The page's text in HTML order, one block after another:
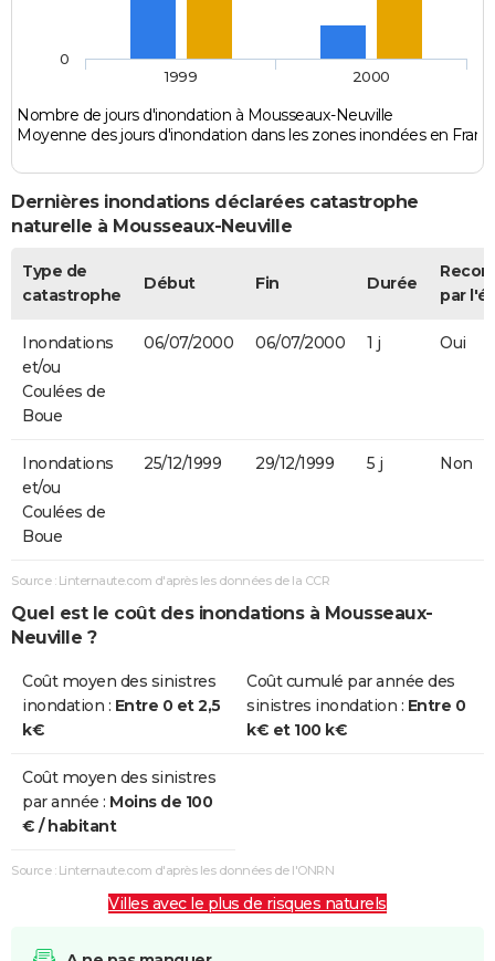
Nombre de jours d'inondation à Mousseaux-Neuville
Moyenne des jours d'inondation dans les zones inondées en
1999 2000
0
Dernières inondations déclarées catastrophe
naturelle à Mousseaux-Neuville
Type de
catastrophe
Début Fin Durée
par
Inondations
et/ou
Coulées de
Boue
06/07/2000 06/07/2000 1 j Oui
Inondations
et/ou
Coulées de
Boue
25/12/1999 29/12/1999 5 j Non
Source : Linternaute.com d'après les données de la CCR
Quel est le coût des inondations à Mousseaux-
Neuville ?
Coût moyen des sinistres
inondation : Entre 0 et 2,5
k€
Coût cumulé par année des
sinistres inondation : Entre 0
k€ et 100 k€
Coût moyen des sinistres
par année : Moins de 100
€ / habitant
Source : Linternaute.com d'après les données de l'ONRN
Villes avec le plus de risques naturels